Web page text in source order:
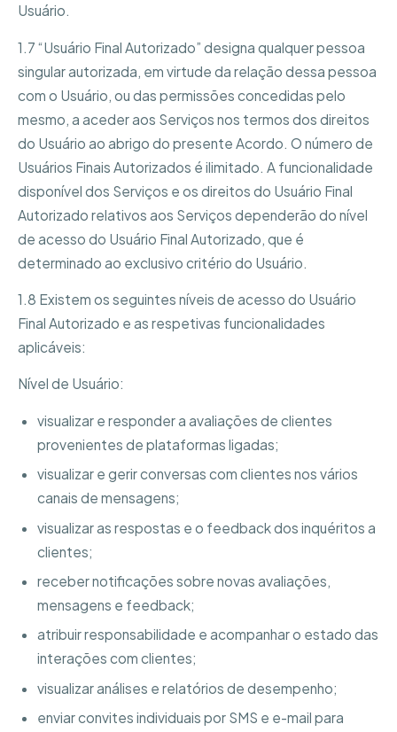
Usuário.
1.7 “Usuário Final Autorizado” designa qualquer pessoa
singular autorizada, em virtude da relação dessa pessoa
com o Usuário, ou das permissões concedidas pelo
mesmo, a aceder aos Serviços nos termos dos direitos
do Usuário ao abrigo do presente Acordo. O número de
Usuários Finais Autorizados é ilimitado. A funcionalidade
disponível dos Serviços e os direitos do Usuário Final
Autorizado relativos aos Serviços dependerão do nível
de acesso do Usuário Final Autorizado, que é
determinado ao exclusivo critério do Usuário.
1.8 Existem os seguintes níveis de acesso do Usuário
Final Autorizado e as respetivas funcionalidades
aplicáveis:
Nível de Usuário:
visualizar e responder a avaliações de clientes
provenientes de plataformas ligadas;
visualizar e gerir conversas com clientes nos vários
canais de mensagens;
visualizar as respostas e o feedback dos inquéritos a
clientes;
receber notificações sobre novas avaliações,
mensagens e feedback;
atribuir responsabilidade e acompanhar o estado das
interações com clientes;
visualizar análises e relatórios de desempenho;
enviar convites individuais por SMS e e-mail para